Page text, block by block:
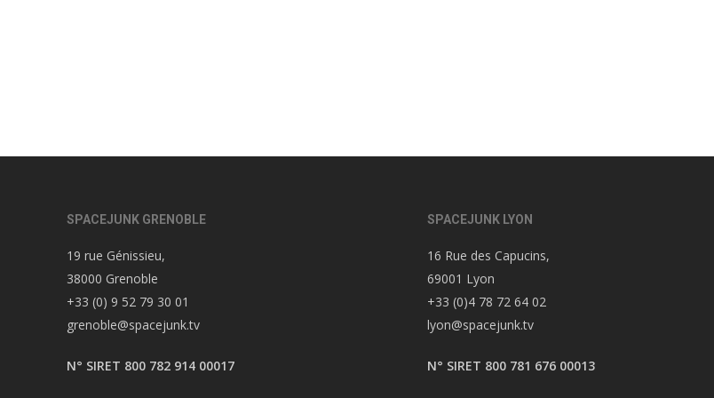
SPACEJUNK GRENOBLE
19 rue Génissieu,
38000 Grenoble
+33 (0) 9 52 79 30 01
grenoble@spacejunk.tv
N° SIRET 800 782 914 00017
SPACEJUNK LYON
16 Rue des Capucins,
69001 Lyon
+33 (0)4 78 72 64 02
lyon@spacejunk.tv
N° SIRET 800 781 676 00013